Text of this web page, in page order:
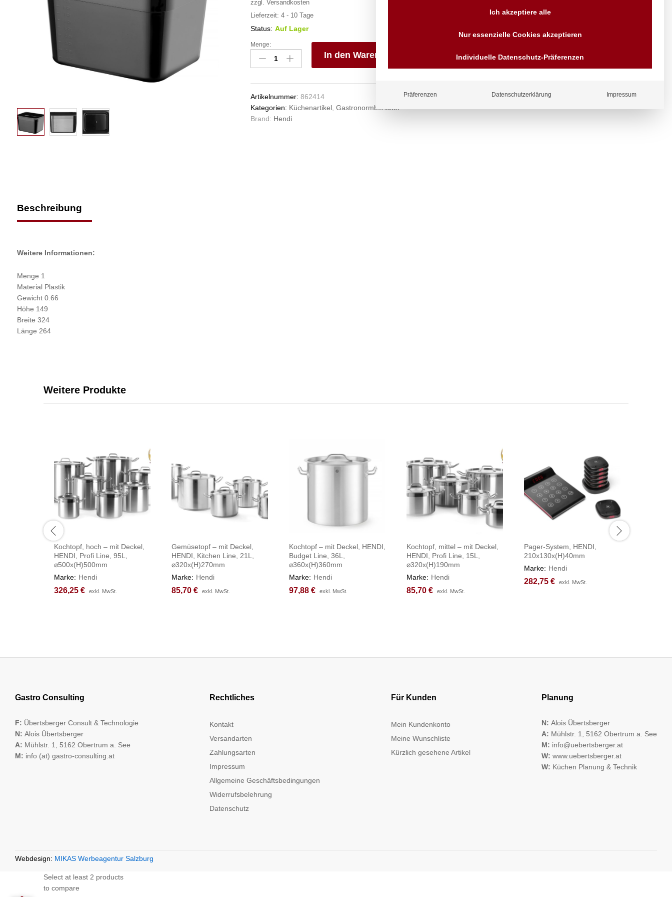
zzgl. Versandkosten
Lieferzeit: 4 - 10 Tage
Status: Auf Lager
Gastronorm-
Behälter
1/2,
Line,
GN
1/2,
Menge:
In den Warenkorb
Vergl
Artikelnummer: 862414
Kategorien: Küchenartikel, Gastronormbehälter
Brand: Hendi
Beschreibung
Weitere Informationen:
Menge 1
Material Plastik
Gewicht 0.66
Höhe 149
Breite 324
Länge 264
Anfragen
Wir sind seit über 40 Jahren
für Sie da
Vorrauskasse Paypal,
Kreditkarte, Direkt
Weitere Produkte
Kochtopf, hoch – mit Deckel,
HENDI, Profi Line, 95L,
⌀500x(H)500mm
Marke: Hendi
326,25 € exkl. MwSt.
326,25 € exkl. MwSt.
Gemüsetopf – mit Deckel,
HENDI, Kitchen Line, 21L,
⌀320x(H)270mm
Marke: Hendi
85,70 € exkl. MwSt.
85,70 € exkl. MwSt.
Kochtopf – mit Deckel, HENDI,
Budget Line, 36L,
⌀360x(H)360mm
Marke: Hendi
97,88 € exkl. MwSt.
97,88 € exkl. MwSt.
Kochtopf, mittel – mit Deckel,
HENDI, Profi Line, 15L,
⌀320x(H)190mm
Marke: Hendi
85,70 € exkl. MwSt.
85,70 € exkl. MwSt.
Pager-System, HENDI,
210x130x(H)40mm
Marke: Hendi
282,75 € exkl. MwSt.
282,75 € exkl. MwSt.
Gastro Consulting
F: Übertsberger Consult & Technologie
N: Alois Übertsberger
A: Mühlstr. 1, 5162 Obertrum a. See
M: info (at) gastro-consulting.at
Rechtliches
Kontakt
Versandarten
Zahlungsarten
Impressum
Allgemeine Geschäftsbedingungen
Widerrufsbelehrung
Datenschutz
Für Kunden
Mein Kundenkonto
Meine Wunschliste
Kürzlich gesehene Artikel
Planung
N: Alois Übertsberger
A: Mühlstr. 1, 5162 Obertrum a. See
M: info@uebertsberger.at
W: www.uebertsberger.at
W: Küchen Planung & Technik
Webdesign: MIKAS Werbeagentur Salzburg
Ich akzeptiere alle
Nur essenzielle Cookies akzeptieren
Individuelle Datenschutz-Präferenzen
Präferenzen Datenschutzerklärung Impressum
Select at least 2 products
to compare